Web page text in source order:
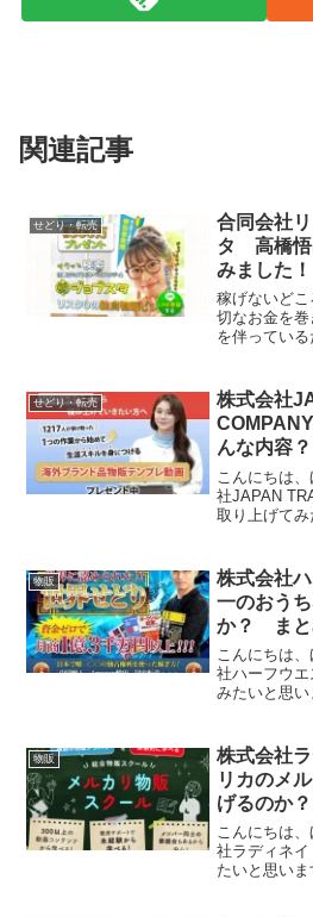
関連記事
せどり・転売
合同会社
タ 高橋悟
みました！
稼げないど
切なお金を
を伴ってい
至りました！
せどり・転売
株式会社
んな内容
しました！
こんにちは
社JAPAN
取り上げてみ
を運営する会
物販
株式会社
一のおう
か？ まと
こんにちは
社ハーフウ
みたいと思い
は、実態を
す！特定商
物販
株式会社
リカのメ
げるのか
こんにちは
社ラディネ
たいと思い